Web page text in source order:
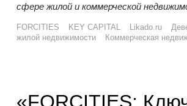
сфере жилой и коммерческой
FORCITIES KEY CAPITAL Likado.ru
жилой недвижимости
Коммерческая
«FORCITIES: